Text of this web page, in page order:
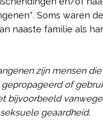
Soms waren
naaste familie als
zijn mensen
of
bijvoorbeeld
geaardheid.